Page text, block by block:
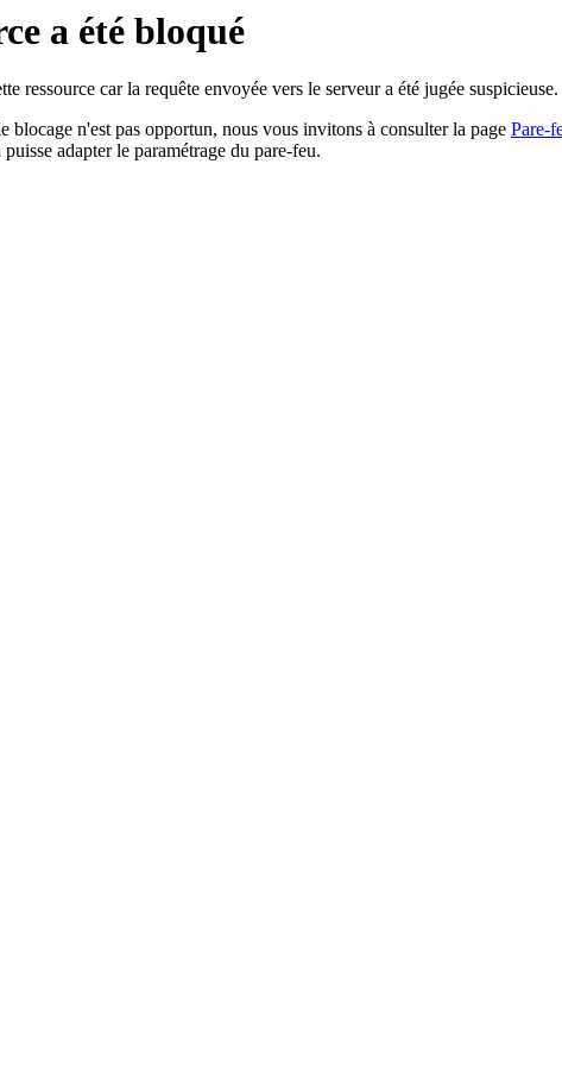
a été bloqué
ressource car la requête envoyée vers le serveur a été jugée suspicieuse.
blocage n'est pas opportun, nous vous invitons à consulter la page Pare-
adapter le paramétrage du pare-feu.